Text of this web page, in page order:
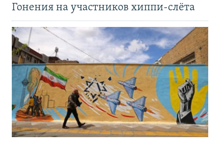
Гонения на участников хиппи-слёта